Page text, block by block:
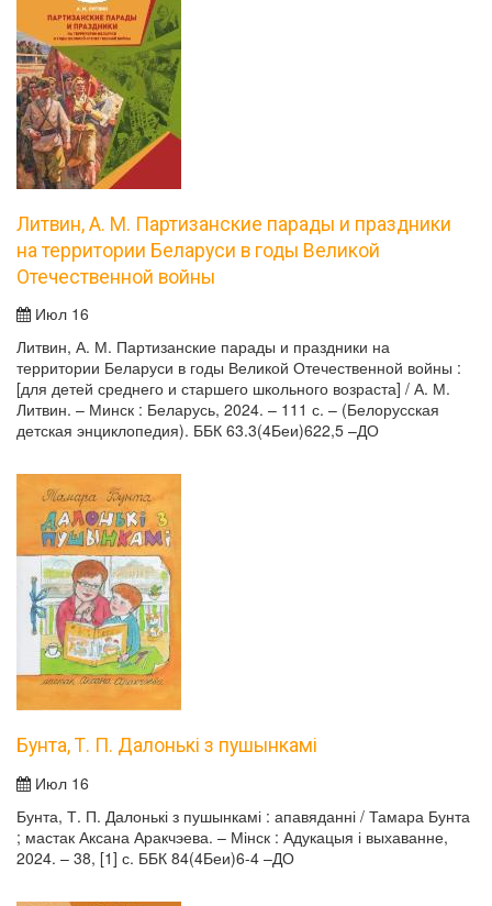
Литвин, А. М. Партизанские парады и праздники
на территории Беларуси в годы Великой
Отечественной войны
Июл 16
Литвин, А. М. Партизанские парады и праздники на
территории Беларуси в годы Великой Отечественной войны :
[для детей среднего и старшего школьного возраста] / А. М.
Литвин. – Минск : Беларусь, 2024. – 111 с. – (Белорусская
детская энциклопедия). ББК 63.3(4Беи)622,5 –ДО
Бунта, Т. П. Далонькі з пушынкамі
Июл 16
Бунта, Т. П. Далонькі з пушынкамі : апавяданні / Тамара Бунта
; мастак Аксана Аракчэева. – Мінск : Адукацыя і выхаванне,
2024. – 38, [1] с. ББК 84(4Беи)6-4 –ДО